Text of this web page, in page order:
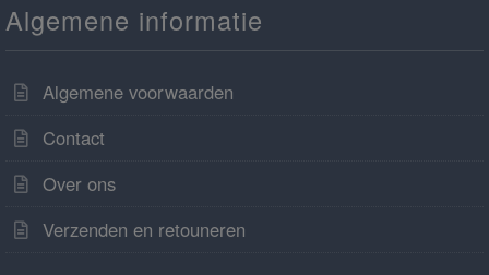
Algemene informatie
Algemene voorwaarden
Contact
Over ons
Verzenden en retouneren